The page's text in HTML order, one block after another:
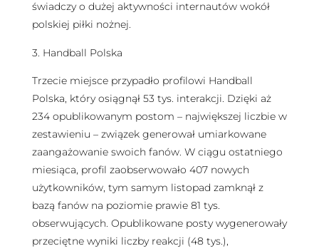
świadczy o dużej aktywności internautów wokół
polskiej piłki nożnej.
3. Handball Polska
Trzecie miejsce przypadło profilowi Handball
Polska, który osiągnął 53 tys. interakcji. Dzięki aż
234 opublikowanym postom – największej liczbie w
zestawieniu – związek generował umiarkowane
zaangażowanie swoich fanów. W ciągu ostatniego
miesiąca, profil zaobserwowało 407 nowych
użytkowników, tym samym listopad zamknął z
bazą fanów na poziomie prawie 81 tys.
obserwujących. Opublikowane posty wygenerowały
przeciętne wyniki liczby reakcji (48 tys.),